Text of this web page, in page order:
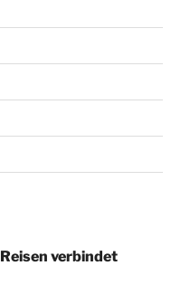
Reisen verbindet